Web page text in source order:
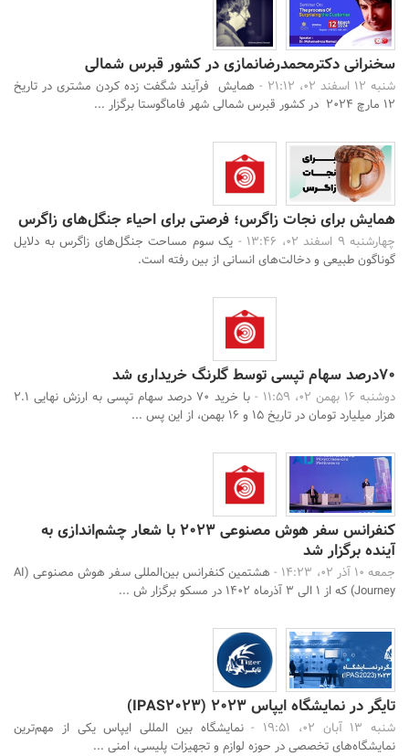
سخنرانی دکترمحمدرضانمازی در کشور قبرس شمالی
شنبه 12 اسفند 02، 21:12 -
همایش فرآیند شگفت زده کردن مشتری در تاریخ
12 مارچ 2024 در کشور قبرس شمالی شهر فاماگوستا برگزار ...
همایش برای نجات زاگرس؛ فرصتی برای احیاء جنگل‌های زاگرس
چهارشنبه 9 اسفند 02، 13:46 -
یک سوم مساحت جنگل‌های زاگرس به دلایل
گوناگون طبیعی و دخالت‌های انسانی از بین رفته است.
70درصد سهام تپسی توسط گلرنگ خریداری شد
دوشنبه 16 بهمن 02، 11:59 -
با خرید 70 درصد سهام تپسی به ارزش نهایی 2.1
هزار میلیارد تومان در تاریخ 15 و 16 بهمن، از این پس ...
کنفرانس سفر هوش مصنوعی ۲۰۲۳ با شعار چشم‌اندازی به
آینده برگزار شد
جمعه 10 آذر 02، 14:23 -
هشتمین کنفرانس بین‌المللی سفر هوش مصنوعی (AI
Journey) که از ۱ الی ۳ آذرماه ۱۴۰۲ در مسکو برگزار ش ...
تایگر در نمایشگاه ایپاس ۲۰۲۳ (IPAS2023)
شنبه 13 آبان 02، 19:51 -
نمایشگاه بین المللی ایپاس یکی از مهم‌ترین
نمایشگاه‌های تخصصی در حوزه لوازم و تجهیزات پلیسی، امنی ...